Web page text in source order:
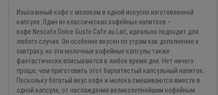
Изысканный кофе с молоком в одной искусно изготовленной
капсуле. Один из классических кофейных напитков –
кофе Nescafe Dolce Gusto Cafe au Lait, идеально подходит для
любого случая. Он особенно вкусен по утрам как дополнение к
завтраку, но эти молочные кофейные капсулы также
фантастически вписываются в любое время дня. Нет ничего
проще, чем приготовить этот бархатистый капсульный напиток.
Поскольку богатый вкус кофе и молока смешиваются вместе в
одной капсуле, от наслаждения великолепнейшим кофейным